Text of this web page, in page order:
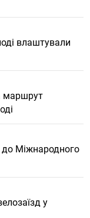
влаштували
маршрут
до Міжнародного
у